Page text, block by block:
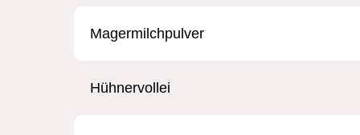
Magermilchpulver
Hühnervollei